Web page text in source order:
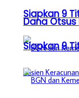
Siapkan 9
Dana Otsus
Siapkan 9